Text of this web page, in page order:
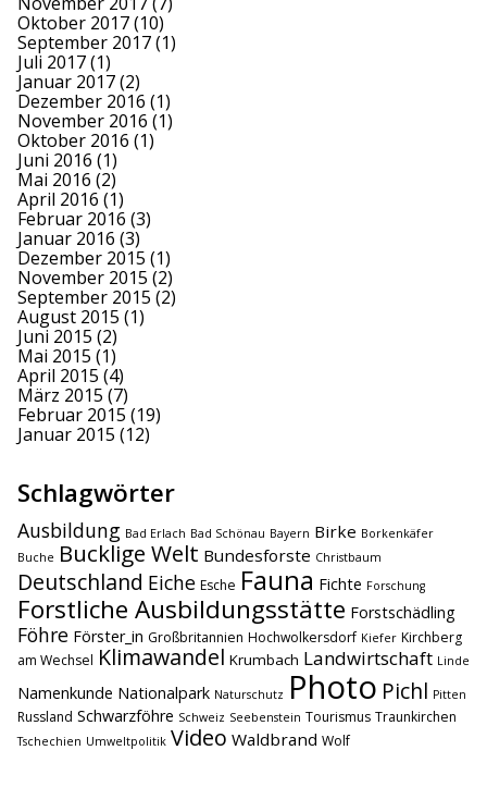
Oktober 2017(10)
September 2017(1)
Juli 2017(1)
Januar 2017(2)
Dezember 2016 (1)
November 2016 (1)
Oktober 2016 (1)
Juni 2016 (1)
Mai 2016 (2)
April 2016 (1)
Februar 2016 (3)
Januar 2016 (3)
Dezember 2015 (1)
November 2015 (2)
September 2015 (2)
August 2015 (1)
Juni 2015 (2)
Mai 2015 (1)
April 2015 (4)
März 2015 (7)
Februar 2015 (19)
Januar 2015 (12)
Schlagwörter
Ausbildung Bad Erlach Bad Schönau Bayern Birke Borkenkäfer
Buche Bucklige Welt Bundesforste Christbaum
Deutschland Eiche Esche Fauna Fichte Forschung
Forstliche Ausbildungsstätte Forstschädling
Föhre Förster_in Großbritannien Hochwolkersdorf Kiefer Kirchberg
am Wechsel Klimawandel Krumbach Landwirtschaft Linde
Namenkunde Nationalpark Naturschutz Photo Pichl Pitten
Russland Schwarzföhre Schweiz Seebenstein Tourismus Traunkirchen
Tschechien Umweltpolitik Video Waldbrand Wolf